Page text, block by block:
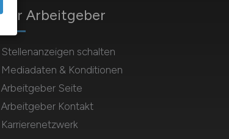
Für Arbeitgeber
Stellenanzeigen schalten
Mediadaten & Konditionen
Arbeitgeber Seite
Arbeitgeber Kontakt
Karrierenetzwerk